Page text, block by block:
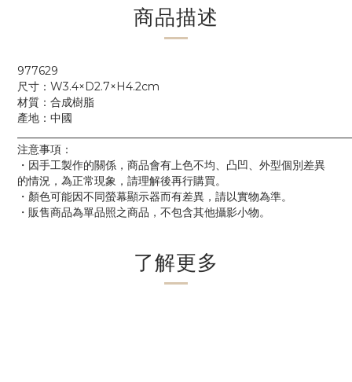
商品描述
977629
尺寸：W3.4×D2.7×H4.2cm
材質：合成樹脂
產地：中國
注意事項：
・因手工製作的關係，商品會有上色不均、凸凹、外型個別差異
的情況，為正常現象，請理解後再行購買。
・顏色可能因不同螢幕顯示器而有差異，請以實物為準。
・販售商品為單品照之商品，不包含其他攝影小物。
了解更多